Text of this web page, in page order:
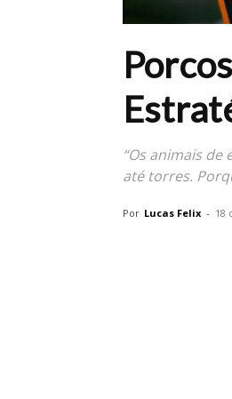
“Os animais
até torres.
Por Lucas Felix - 18